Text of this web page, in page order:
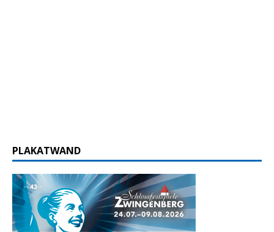
PLAKATWAND